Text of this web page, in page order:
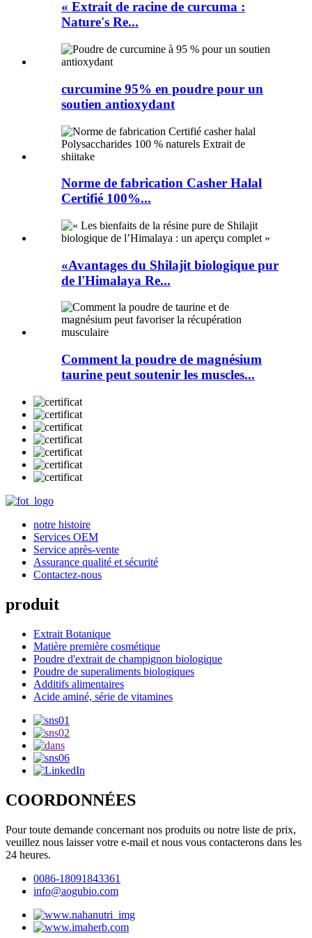
« Extrait de racine de curcuma :
Nature's Re...
curcumine 95% en poudre pour un
soutien antioxydant
Norme de fabrication Casher Halal
Certifié 100%...
«Avantages du Shilajit biologique pur
de l'Himalaya Re...
Comment la poudre de magnésium
taurine peut soutenir les muscles...
notre histoire
Services OEM
Service après-vente
Assurance qualité et sécurité
Contactez-nous
produit
Extrait Botanique
Matière première cosmétique
Poudre d'extrait de champignon biologique
Poudre de superaliments biologiques
Additifs alimentaires
Acide aminé, série de vitamines
COORDONNÉES
Pour toute demande concernant nos produits ou notre liste de prix,
veuillez nous laisser votre e-mail et nous vous contacterons dans les
24 heures.
0086-18091843361
info@aogubio.com